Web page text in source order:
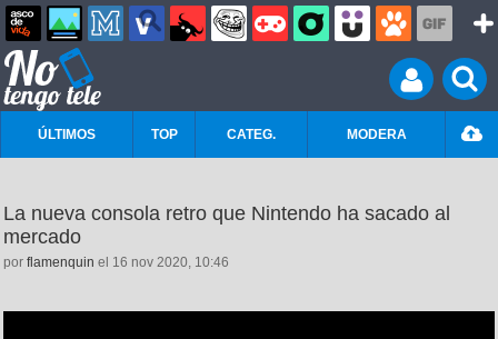
ÚLTIMOS TOP CATEG. MODERA
La nueva consola retro que Nintendo ha sacado al
mercado
por flamenquin el 16 nov 2020, 10:46